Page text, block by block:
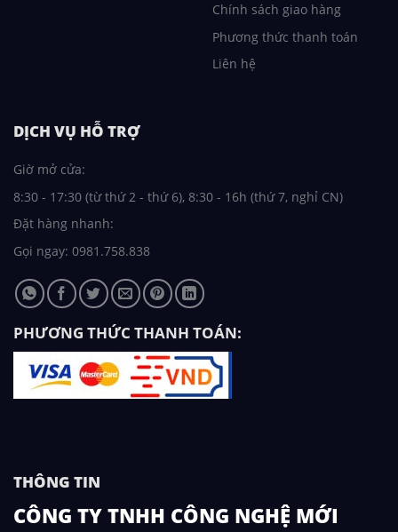
Chính sách giao hàng
Phương thức thanh toán
Liên hệ
DỊCH VỤ HỖ TRỢ
Giờ mở cửa:
8:30 - 17:30 (từ thứ 2 - thứ 6), 8:30 - 16h (thứ 7, nghỉ CN)
Đặt hàng nhanh:
Gọi ngay: 0981.758.838
PHƯƠNG THỨC THANH TOÁN:
THÔNG TIN
CÔNG TY TNHH CÔNG NGHỆ MỚI